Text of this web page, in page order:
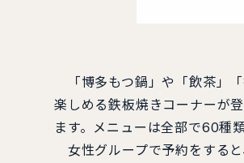
「博多もつ鍋」や「飲茶」
楽しめる鉄板焼きコーナーが
ます。メニューは全部で60種
女性グループで予約をする